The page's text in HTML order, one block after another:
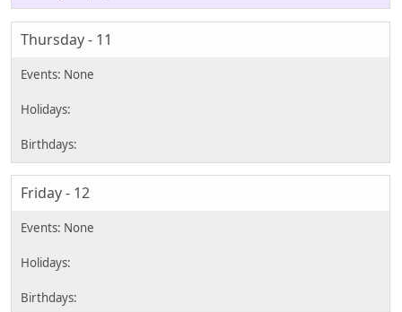
Thursday - 11
Friday - 12